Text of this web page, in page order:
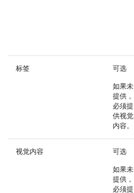
标签
可选
如果未
提供，
必须提
供视觉
内容。
视觉内容
可选
如果未
提供，
必须提